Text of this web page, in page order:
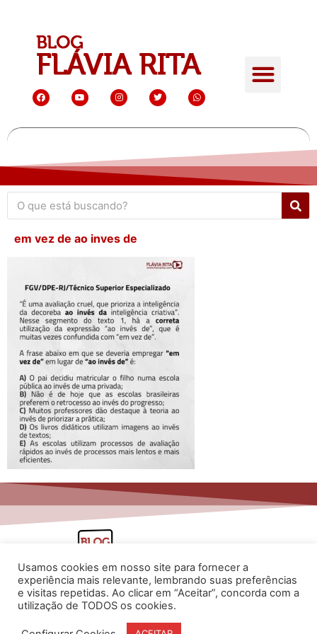
em vez de ao inves de
www.flaviarita.com
Usamos cookies em nosso site para fornecer a
experiência mais relevante, lembrando suas preferências
e visitas repetidas. Ao clicar em “Aceitar”, concorda com a
utilização de TODOS os cookies.